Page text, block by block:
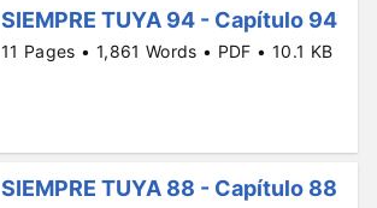
SIEMPRE TUYA 94 - Capítulo 94
11 Pages • 1,861 Words • PDF • 10.1 KB
SIEMPRE TUYA 88 - Capítulo 88